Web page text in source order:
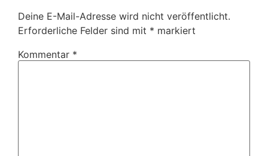
Deine E-Mail-Adresse wird nicht veröffentlicht.
Erforderliche Felder sind mit * markiert
Kommentar *